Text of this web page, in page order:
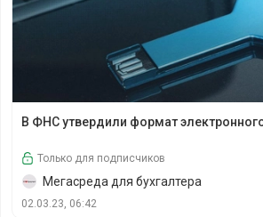
В ФНС утвердили формат
Только для подписчиков
Мегасреда для бухгалтера
02.03.23, 06:42